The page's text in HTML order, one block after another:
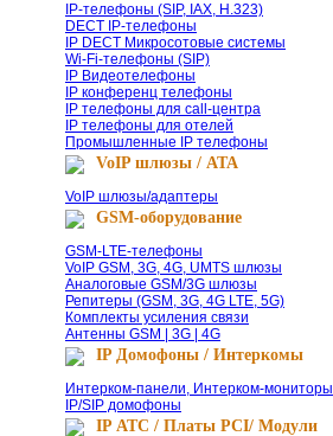
IP-телефоны (SIP, IAX, H.323)
DECT IP-телефоны
IP DECT Микросотовые системы
Wi-Fi-телефоны (SIP)
IP Видеотелефоны
IP конференц телефоны
IP телефоны для call-центра
IP телефоны для отелей
Промышленные IP телефоны
VoIP шлюзы / ATA
VoIP шлюзы/адаптеры
GSM-оборудование
GSM-LTE-телефоны
VoIP GSM, 3G, 4G, UMTS шлюзы
Аналоговые GSM/3G шлюзы
Репитеры (GSM, 3G, 4G LTE, 5G)
Комплекты усиления связи
Антенны GSM | 3G | 4G
IP Домофоны / Интеркомы
Интерком-панели, Интерком-мониторы
IP/SIP домофоны
IP АТС / Платы PCI/ Модули